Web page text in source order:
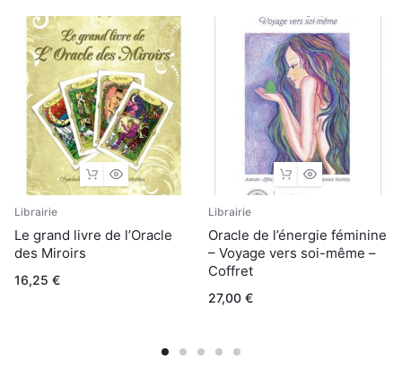
Librairie
Le grand livre de l’Oracle
des Miroirs
16,25 €
Librairie
Oracle de l’énergie féminine
– Voyage vers soi-même –
Coffret
27,00 €